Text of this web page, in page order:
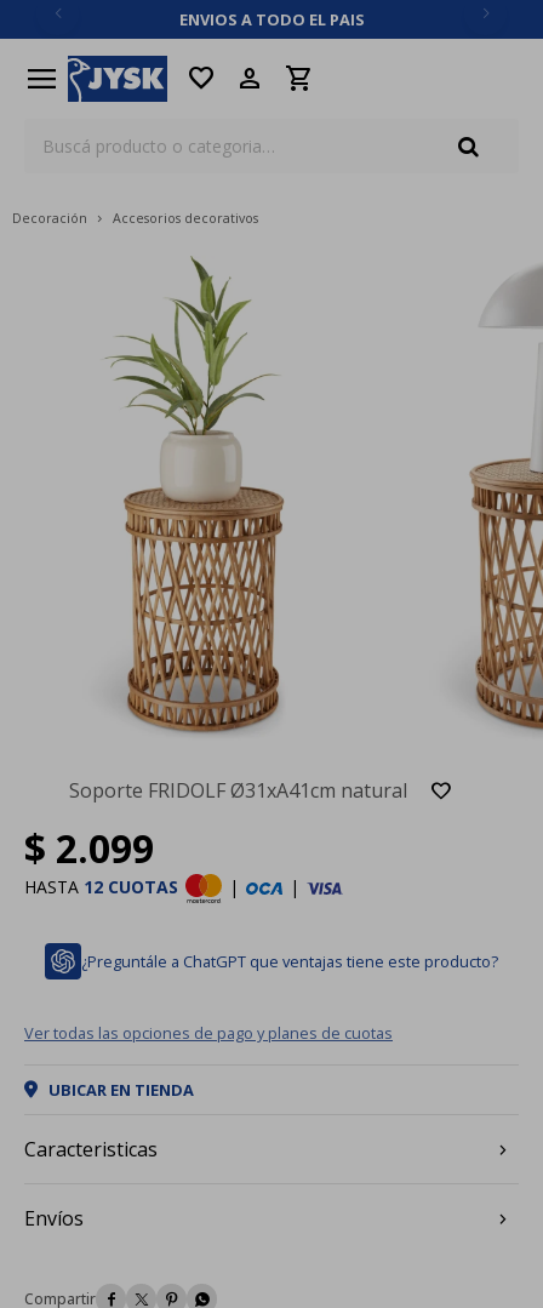
ENVIOS A TODO EL PAIS
menu favorite
Decoración Accesorios decorativos
Soporte FRIDOLF Ø31xA41cm natural
$ 2.099
HASTA 12 CUOTAS | |
¿Preguntále a ChatGPT que ventajas tiene este producto?
Ver todas las opciones de pago y planes de cuotas
UBICAR EN TIENDA
Caracteristicas
Envíos
   
close